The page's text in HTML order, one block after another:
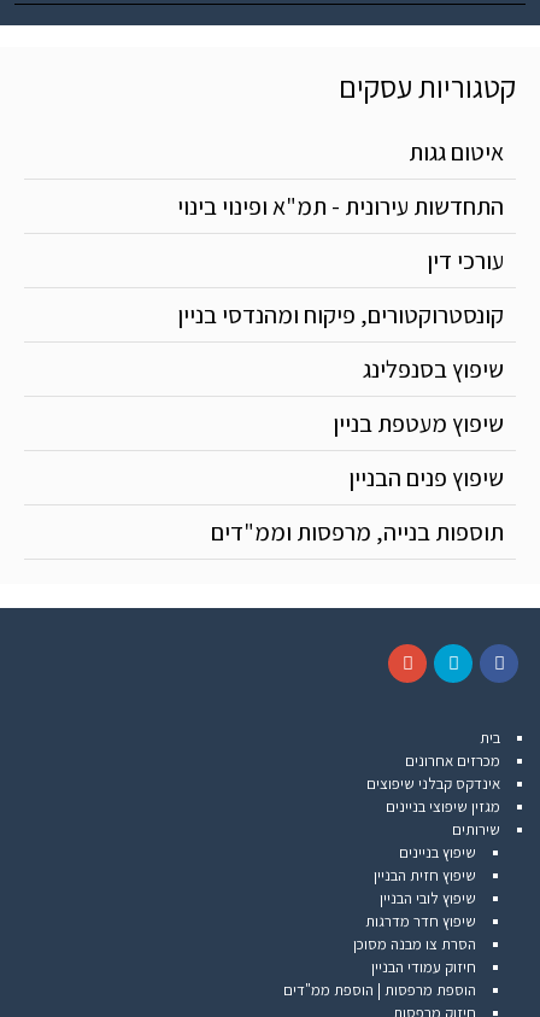
קטגוריות עסקים
איטום גגות
התחדשות עירונית - תמ"א ופינוי בינוי
עורכי דין
קונסטרוקטורים, פיקוח ומהנדסי בניין
שיפוץ בסנפלינג
שיפוץ מעטפת בניין
שיפוץ פנים הבניין
תוספות בנייה, מרפסות וממ"דים
c
e
b
o
o
t
t
e
r
g
l
e
בית
מכרזים אחרונים
אינדקס קבלני שיפוצים
מגזין שיפוצי בניינים
שירותים
שיפוץ בניינים
שיפוץ חזית הבניין
שיפוץ לובי הבניין
שיפוץ חדר מדרגות
הסרת צו מבנה מסוכן
חיזוק עמודי הבניין
הוספת מרפסות | הוספת ממ"דים
חיזוק מרפסות